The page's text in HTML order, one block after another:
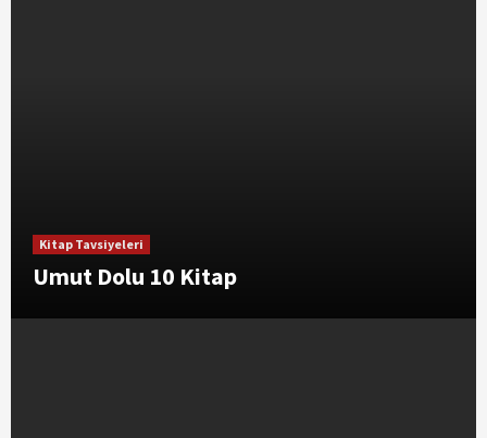
Kitap Tavsiyeleri
Umut Dolu 10 Kitap